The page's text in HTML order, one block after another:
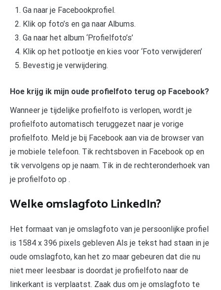
Ga naar je Facebookprofiel.
Klik op foto’s en ga naar Albums.
Ga naar het album ‘Profielfoto’s’
Klik op het potlootje en kies voor ‘Foto verwijderen’
Bevestig je verwijdering.
Hoe krijg ik mijn oude profielfoto terug op Facebook?
Wanneer je tijdelijke profielfoto is verlopen, wordt je
profielfoto automatisch teruggezet naar je vorige
profielfoto. Meld je bij Facebook aan via de browser van
je mobiele telefoon. Tik rechtsboven in Facebook op en
tik vervolgens op je naam. Tik in de rechteronderhoek van
je profielfoto op .
Welke omslagfoto LinkedIn?
Het formaat van je omslagfoto van je persoonlijke profiel
is 1584 x 396 pixels gebleven Als je tekst had staan in je
oude omslagfoto, kan het zo maar gebeuren dat die nu
niet meer leesbaar is doordat je profielfoto naar de
linkerkant is verplaatst. Zaak dus om je omslagfoto te